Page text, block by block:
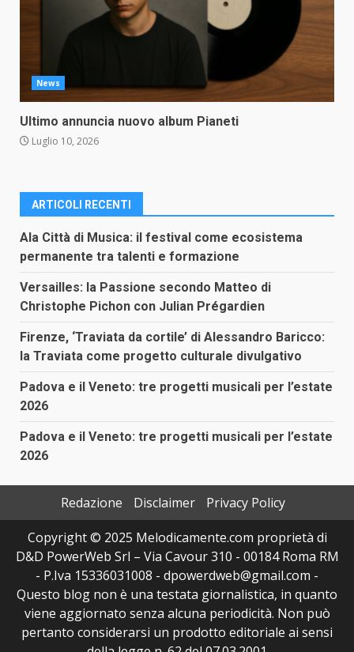
News
Ultimo annuncia nuovo album Pianeti
Luglio 10, 2026
ARTICOLI RECENTI
Ala Città di Musica: il festival come ecosistema
permanente tra talenti e formazione
Versailles: la Passione secondo Matteo di
Christophe Pichon con Julian Prégardien
Firenze, ‘Traviata da cortile’ di Alessandro Baricco:
la Traviata come progetto culturale divulgativo
Padova e il Veneto: tre progetti musicali per l’estate
2026
Padova e il Veneto: tre progetti musicali per l’estate
2026
Redazione Disclaimer
Privacy Policy
Copyright © 2025 Melodicamente.com proprietà di
D&D PowerWeb Srl – Via Cavour 310 - 00184 Roma RM
- P.Iva 15336031008 - dpowerdweb@gmail.com -
Questo blog non è una testata giornalistica, in quanto
viene aggiornato senza alcuna periodicità. Non può
pertanto considerarsi un prodotto editoriale ai sensi